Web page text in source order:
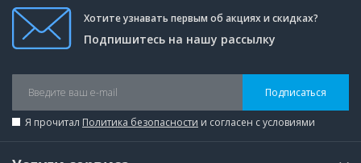
Хотите узнавать первым об акциях и скидках?
Подпишитесь на нашу рассылку
Подписаться
Я прочитал Политика безопасности и согласен с условиями